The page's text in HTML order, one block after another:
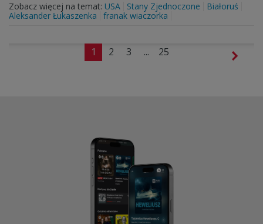
Zobacz więcej na temat: USA Stany Zjednoczone
Białoruś
Aleksander Łukaszenka
franak wiaczorka
1 2 3 ... 25